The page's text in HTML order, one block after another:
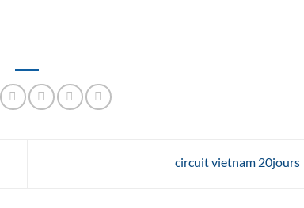
circuit vietnam 20jours